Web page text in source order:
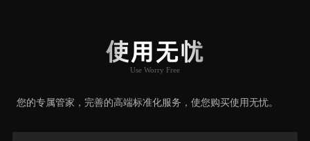
使用无忧
Use Worry Free
您的专属管家，完善的高端标准化服务，使您购买使用无忧。